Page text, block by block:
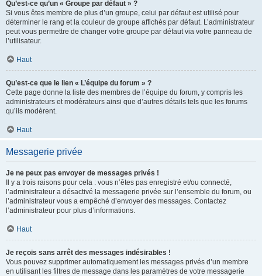
Qu’est-ce qu’un « Groupe par défaut » ?
Si vous êtes membre de plus d’un groupe, celui par défaut est utilisé pour
déterminer le rang et la couleur de groupe affichés par défaut. L’administrateur
peut vous permettre de changer votre groupe par défaut via votre panneau de
l’utilisateur.
Haut
Qu’est-ce que le lien « L’équipe du forum » ?
Cette page donne la liste des membres de l’équipe du forum, y compris les
administrateurs et modérateurs ainsi que d’autres détails tels que les forums
qu’ils modèrent.
Haut
Messagerie privée
Je ne peux pas envoyer de messages privés !
Il y a trois raisons pour cela : vous n’êtes pas enregistré et/ou connecté,
l’administrateur a désactivé la messagerie privée sur l’ensemble du forum, ou
l’administrateur vous a empêché d’envoyer des messages. Contactez
l’administrateur pour plus d’informations.
Haut
Je reçois sans arrêt des messages indésirables !
Vous pouvez supprimer automatiquement les messages privés d’un membre
en utilisant les filtres de message dans les paramètres de votre messagerie